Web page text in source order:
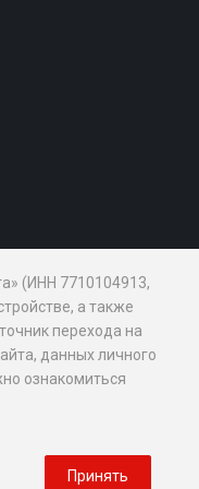
(ИНН 7710104913,
а также
перехода на
данных личного
ознакомиться
Принять